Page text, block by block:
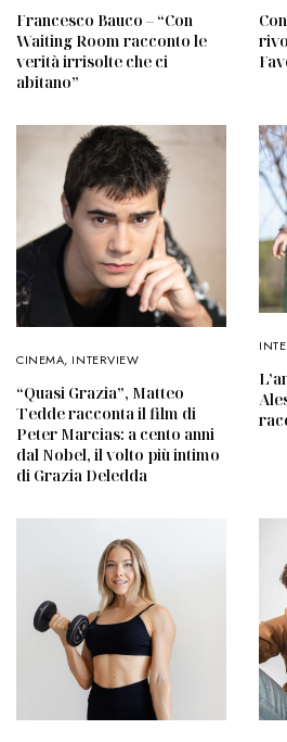
Francesco Bauco – “Con
Waiting Room racconto le
verità irrisolte che ci
abitano”
CINEMA, INTERVIEW
“Quasi Grazia”, Matteo
Tedde racconta il film di
Peter Marcias: a cento anni
dal Nobel, il volto più intimo
di Grazia Deledda